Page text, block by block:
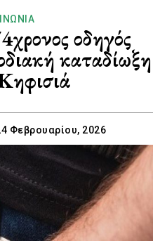
οδηγός
καταδίωξη
Φεβρουαρίου, 2026